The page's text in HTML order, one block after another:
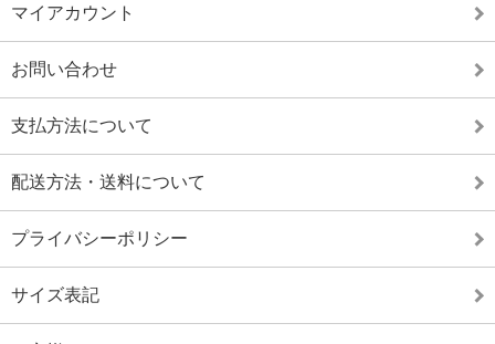
マイアカウント
お問い合わせ
支払方法について
配送方法・送料について
プライバシーポリシー
サイズ表記